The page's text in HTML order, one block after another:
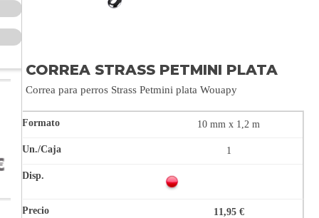
CORREA STRASS PETMINI PLATA
Correa para perros Strass Petmini plata Wouapy
10 mm x 1,2 m
1
11,95 €